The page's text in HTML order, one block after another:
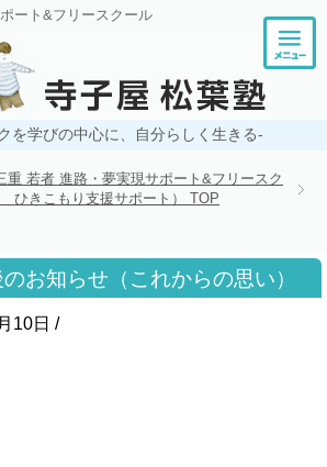
ート&フリースクール
を学びの中心に、自分らしく生きる-
重 若者 進路・夢実現サポート&フリースク
きこもり支援サポート）
TOP
のお知らせ（これからの思い）
10日 /